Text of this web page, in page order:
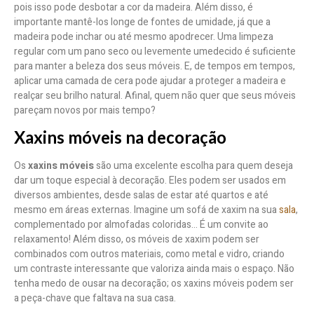
pois isso pode desbotar a cor da madeira. Além disso, é
importante mantê-los longe de fontes de umidade, já que a
madeira pode inchar ou até mesmo apodrecer. Uma limpeza
regular com um pano seco ou levemente umedecido é suficiente
para manter a beleza dos seus móveis. E, de tempos em tempos,
aplicar uma camada de cera pode ajudar a proteger a madeira e
realçar seu brilho natural. Afinal, quem não quer que seus móveis
pareçam novos por mais tempo?
Xaxins móveis na decoração
Osxaxins móveissão uma excelente escolha para quem deseja
dar um toque especial à decoração. Eles podem ser usados em
diversos ambientes, desde salas de estar até quartos e até
mesmo em áreas externas. Imagine um sofá de xaxim na suasala,
complementado por almofadas coloridas… É um convite ao
relaxamento! Além disso, os móveis de xaxim podem ser
combinados com outros materiais, como metal e vidro, criando
um contraste interessante que valoriza ainda mais o espaço. Não
tenha medo de ousar na decoração; os xaxins móveis podem ser
a peça-chave que faltava na sua casa.